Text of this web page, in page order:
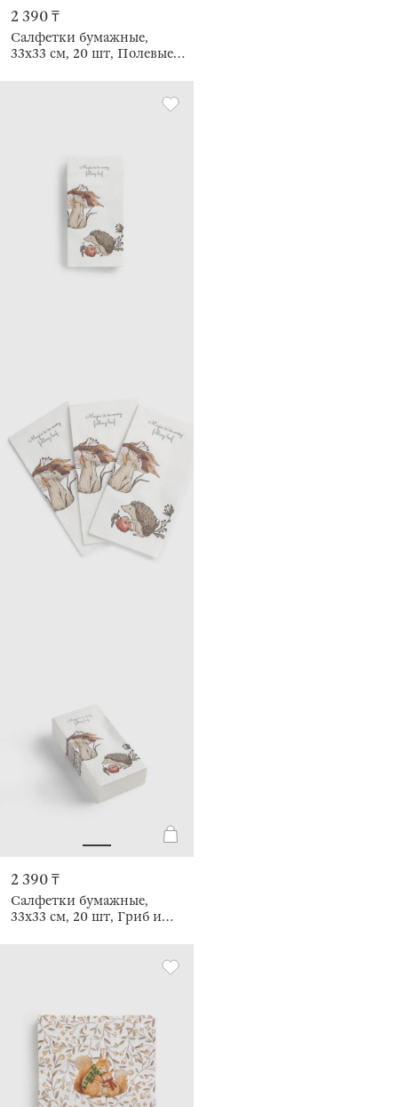
2 390 ₸
Салфетки бумажные,
33х33 см, 20 шт, Полевые
2 390 ₸
Салфетки бумажные,
33х33 см, 20 шт, Гриб и